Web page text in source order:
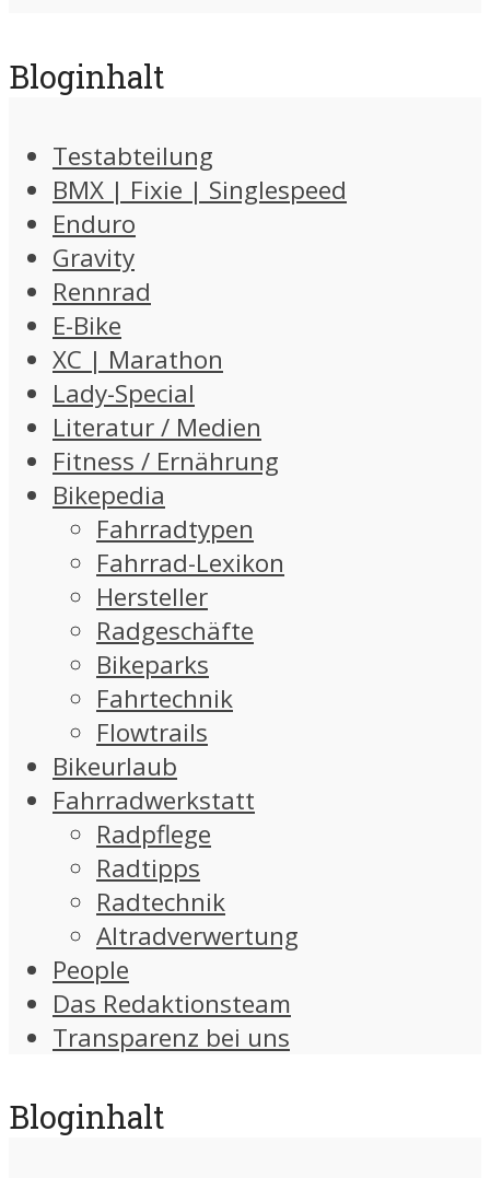
Bloginhalt
Testabteilung
BMX | Fixie | Singlespeed
Enduro
Gravity
Rennrad
E-Bike
XC | Marathon
Lady-Special
Literatur / Medien
Fitness / Ernährung
Bikepedia
Fahrradtypen
Fahrrad-Lexikon
Hersteller
Radgeschäfte
Bikeparks
Fahrtechnik
Flowtrails
Bikeurlaub
Fahrradwerkstatt
Radpflege
Radtipps
Radtechnik
Altradverwertung
People
Das Redaktionsteam
Transparenz bei uns
Bloginhalt